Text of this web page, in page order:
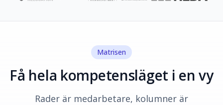
Matrisen
Få hela kompetensläget i en vy
Rader är medarbetare, kolumner är